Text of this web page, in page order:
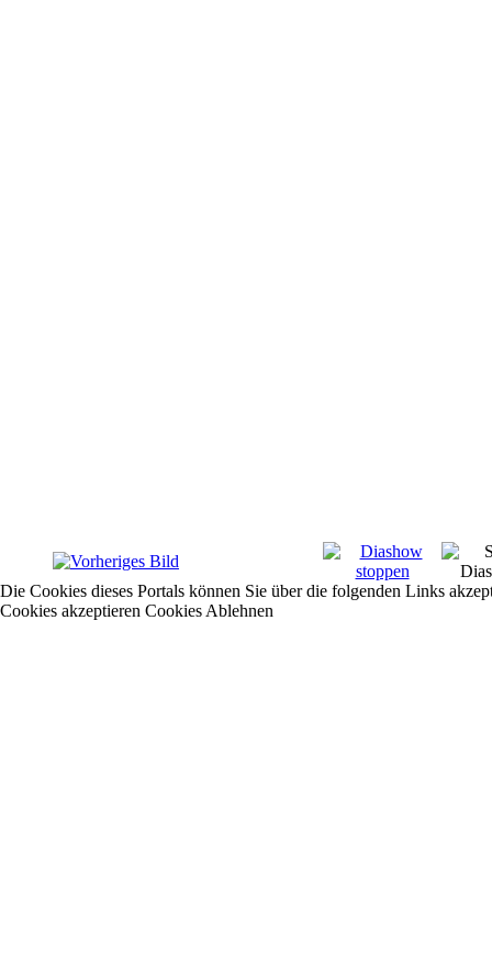
Die Cookies dieses Portals können Sie über die folgenden Links
Cookies akzeptieren Cookies Ablehnen